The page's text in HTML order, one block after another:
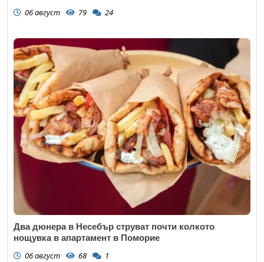
06 август 79 24
Два дюнера в Несебър струват почти колкото
нощувка в апартамент в Поморие
06 август 68 1